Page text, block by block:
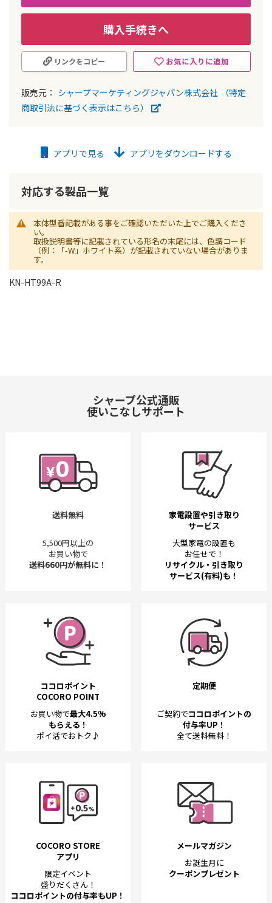
購入手続きへ
お気に入りに追加
リンクをコピー
販売元： シャープマーケティングジャパン株式会社
（特定
商取引法に基づく表示はこちら）
アプリで見る アプリをダウンロードする
対応する製品一覧
本体型番記載がある事をご確認いただいた上でご購入くださ
い。
取扱説明書等に記載されている形名の末尾には、色調コード
（例：「-W」ホワイト系）が記載されていない場合がありま
す。
KN-HT99A-R
シャープ公式通販
使いこなしサポート
送料無料
5,500円以上の
お買い物で
送料660円が無料に！
家電設置や引き取り
サービス
大型家電の設置も
お任せで！
リサイクル・引き取り
サービス(有料)も！
ココロポイント
COCORO POINT
お買い物で最大4.5%
もらえる！
ポイ活でおトク♪
定期便
ご契約でココロポイントの
付与率UP！
全て送料無料！
COCORO STORE
アプリ
限定イベント
盛りだくさん！
ココロポイントの付与率もUP！
メールマガジン
お誕生月に
クーポンプレゼント